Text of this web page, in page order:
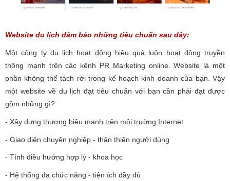
Website du lịch đảm bảo những tiêu chuẩn sau đây:
Một công ty du lịch hoạt động hiệu quả luôn hoạt động truyền
thông mạnh trên các kênh PR Marketing online. Website là một
phần không thể tách rời trong kế hoạch kinh doanh của bạn. Vậy
một website về du lịch đạt tiêu chuẩn với bạn cần phải đạt được
gồm những gì?
- Xây dựng thương hiệu mạnh trên môi trường Internet
- Giao diện chuyên nghiệp - thân thiện người dùng
- Tính điều hướng hợp lý - khoa học
- Hệ thống đa chức năng - tiện ích đầy đủ